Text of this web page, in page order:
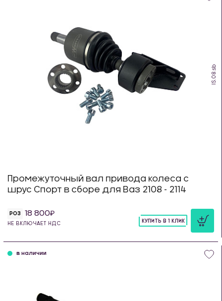
IS.08.sb
Промежуточный вал привода колеса с
шрус Спорт в сборе для Ваз 2108 - 2114
РОЗ 18 800
НЕ ВКЛЮЧАЕТ НДС
КУПИТЬ В 1 КЛИК
в наличии